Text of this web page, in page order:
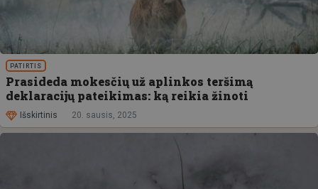
PATIRTIS
Prasideda mokesčių už aplinkos teršimą
deklaracijų pateikimas: ką reikia žinoti
Išskirtinis 20. sausis, 2025